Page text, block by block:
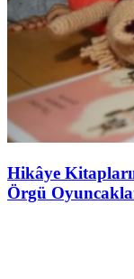
Hikâye
Örgü